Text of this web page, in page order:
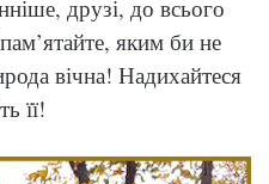
друзі, до всього
яким би не
вічна! Надихайтеся
її!